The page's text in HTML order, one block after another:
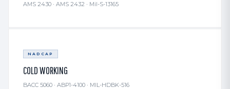
AMS 2430 · AMS 2432 · Mil-S-13165
NADCAP
COLD WORKING
BACC 5060 · ABP1-4100 · MIL-HDBK-516